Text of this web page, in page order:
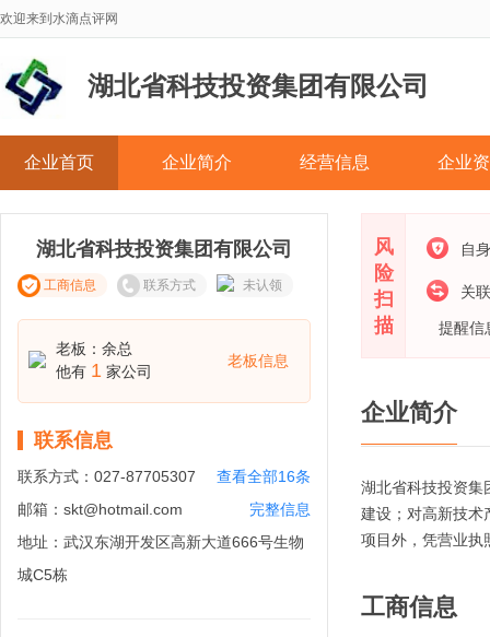
欢迎来到水滴点评网
湖北省科技投资集团有限公司
企业首页 企业简介 经营信息 企业
湖北省科技投资集团有限公司
工商信息 联系方式 未认领
老板：余总
他有 1 家公司
老板信息
联系信息
联系方式： 027-87705307
查看全部16条
邮箱： skt@hotmail.com
完整信息
地址： 武汉东湖开发区高新大道666号生物
城C5栋
风
险
扫
描
自
关
提醒信
企业简介
湖北省科技投资集
建设；对高新技术
项目外，凭营业执
工商信息